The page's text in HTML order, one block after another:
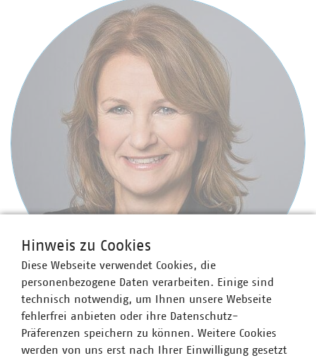
Sabine Jaacks
Bereichsleiterin Energieeffizienz, Energievertrieb und
Energiehandel
Hinweis zu Cookies
Diese Webseite verwendet Cookies, die
personenbezogene Daten verarbeiten. Einige sind
technisch notwendig, um Ihnen unsere Webseite
fehlerfrei anbieten oder ihre Datenschutz-
Präferenzen speichern zu können. Weitere Cookies
werden von uns erst nach Ihrer Einwilligung gesetzt